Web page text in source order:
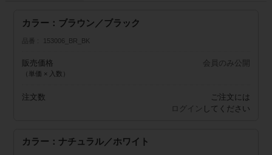
カラー：ブラウン／ブラック
品番 153006_BR_BK
販売価格
（単価 × 入数）
会員のみ公開
注文数
ご注文には
ログイン してください
カラー：ナチュラル／ホワイト